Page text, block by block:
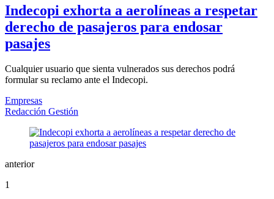
Indecopi exhorta a aerolíneas a respetar
derecho de pasajeros para endosar
pasajes
Cualquier usuario que sienta vulnerados sus derechos podrá
formular su reclamo ante el Indecopi.
Empresas
Redacción Gestión
anterior
1